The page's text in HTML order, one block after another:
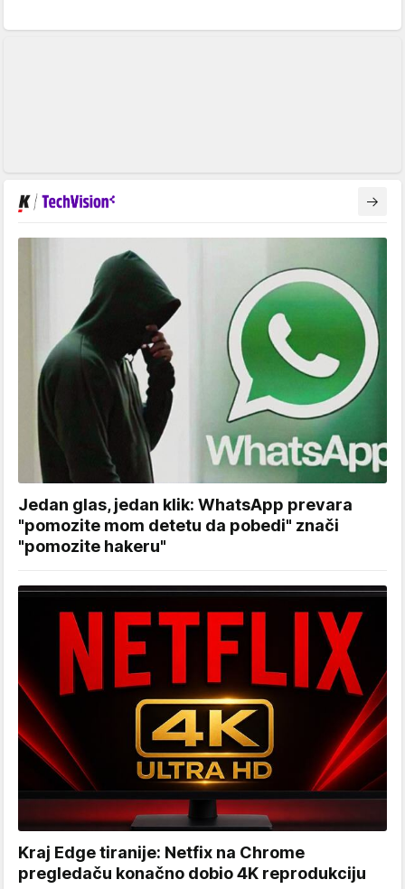
Jedan glas, jedan klik: WhatsApp prevara
"pomozite mom detetu da pobedi" znači
"pomozite hakeru"
Kraj Edge tiranije: Netfix na Chrome
pregledaču konačno dobio 4K reprodukciju